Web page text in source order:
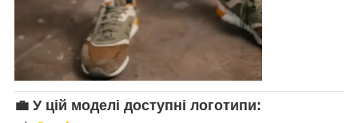
💼 У цій моделі доступні логотипи: